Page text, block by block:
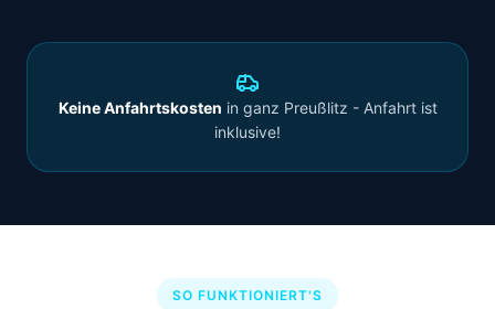
Keine Anfahrtskosten in ganz Preußlitz - Anfahrt ist
inklusive!
SO FUNKTIONIERT'S